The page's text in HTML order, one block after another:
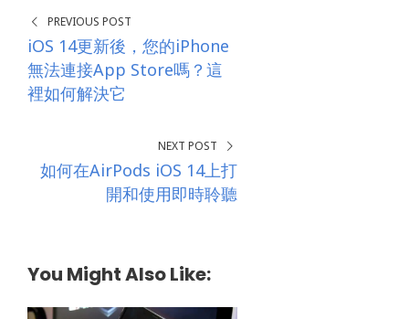
PREVIOUS POST
iOS 14更新後，您的iPhone
無法連接App Store嗎？這
裡如何解決它
NEXT POST
如何在AirPods iOS 14上打
開和使用即時聆聽
You Might Also Like: